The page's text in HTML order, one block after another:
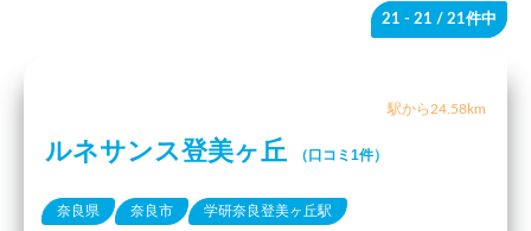
21 - 21 / 21件中
駅から24.58km
ルネサンス登美ヶ丘 （口コミ1件）
奈良県 奈良市 学研奈良登美ヶ丘駅